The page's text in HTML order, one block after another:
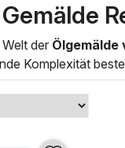
der Ölgemälde
Komplexität
und lädt
zwischen
einem